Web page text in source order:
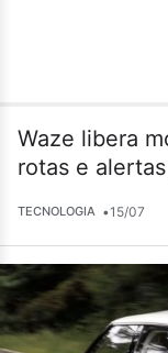
Waze libera
rotas e
TECNOLOGIA •15/07